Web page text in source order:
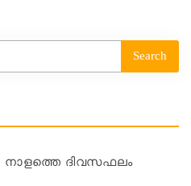
നാളത്തെ ദിവസഫലം